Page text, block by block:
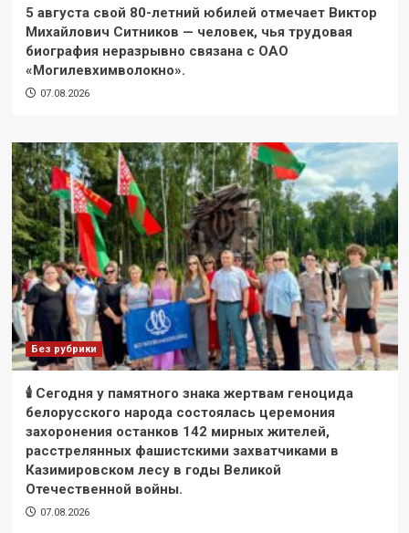
5 августа свой 80-летний юбилей отмечает Виктор
Михайлович Ситников — человек, чья трудовая
биография неразрывно связана с ОАО
«Могилевхимволокно».
07.08.2026
Без рубрики
🕯 Сегодня у памятного знака жертвам геноцида
белорусского народа состоялась церемония
захоронения останков 142 мирных жителей,
расстрелянных фашистскими захватчиками в
Казимировском лесу в годы Великой
Отечественной войны.
07.08.2026